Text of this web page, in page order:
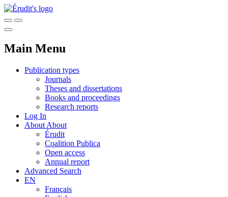
Main Menu
Publication types
Journals
Theses and dissertations
Books and proceedings
Research reports
Log In
About About
Érudit
Coalition Publica
Open access
Annual report
Advanced Search
EN
Français